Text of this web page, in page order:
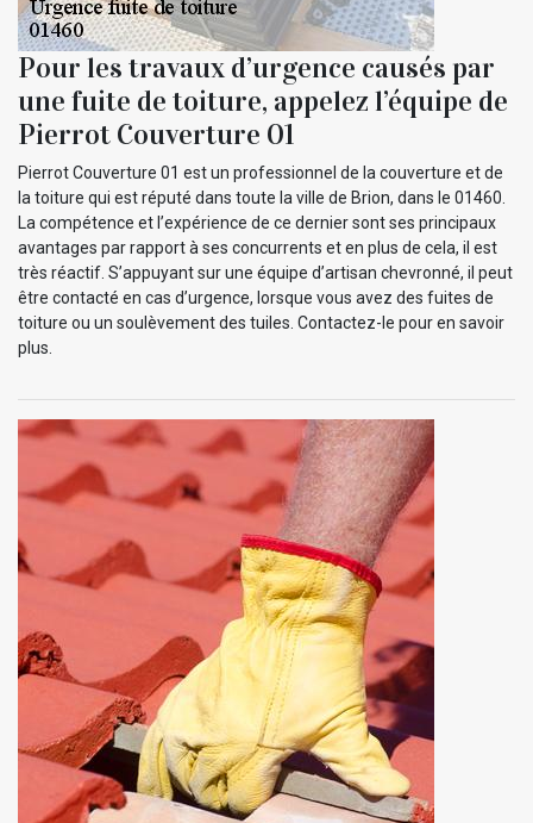
Pour les travaux d’urgence causés par
une fuite de toiture, appelez l’équipe de
Pierrot Couverture 01
Pierrot Couverture 01 est un professionnel de la couverture et de
la toiture qui est réputé dans toute la ville de Brion, dans le 01460.
La compétence et l’expérience de ce dernier sont ses principaux
avantages par rapport à ses concurrents et en plus de cela, il est
très réactif. S’appuyant sur une équipe d’artisan chevronné, il peut
être contacté en cas d’urgence, lorsque vous avez des fuites de
toiture ou un soulèvement des tuiles. Contactez-le pour en savoir
plus.